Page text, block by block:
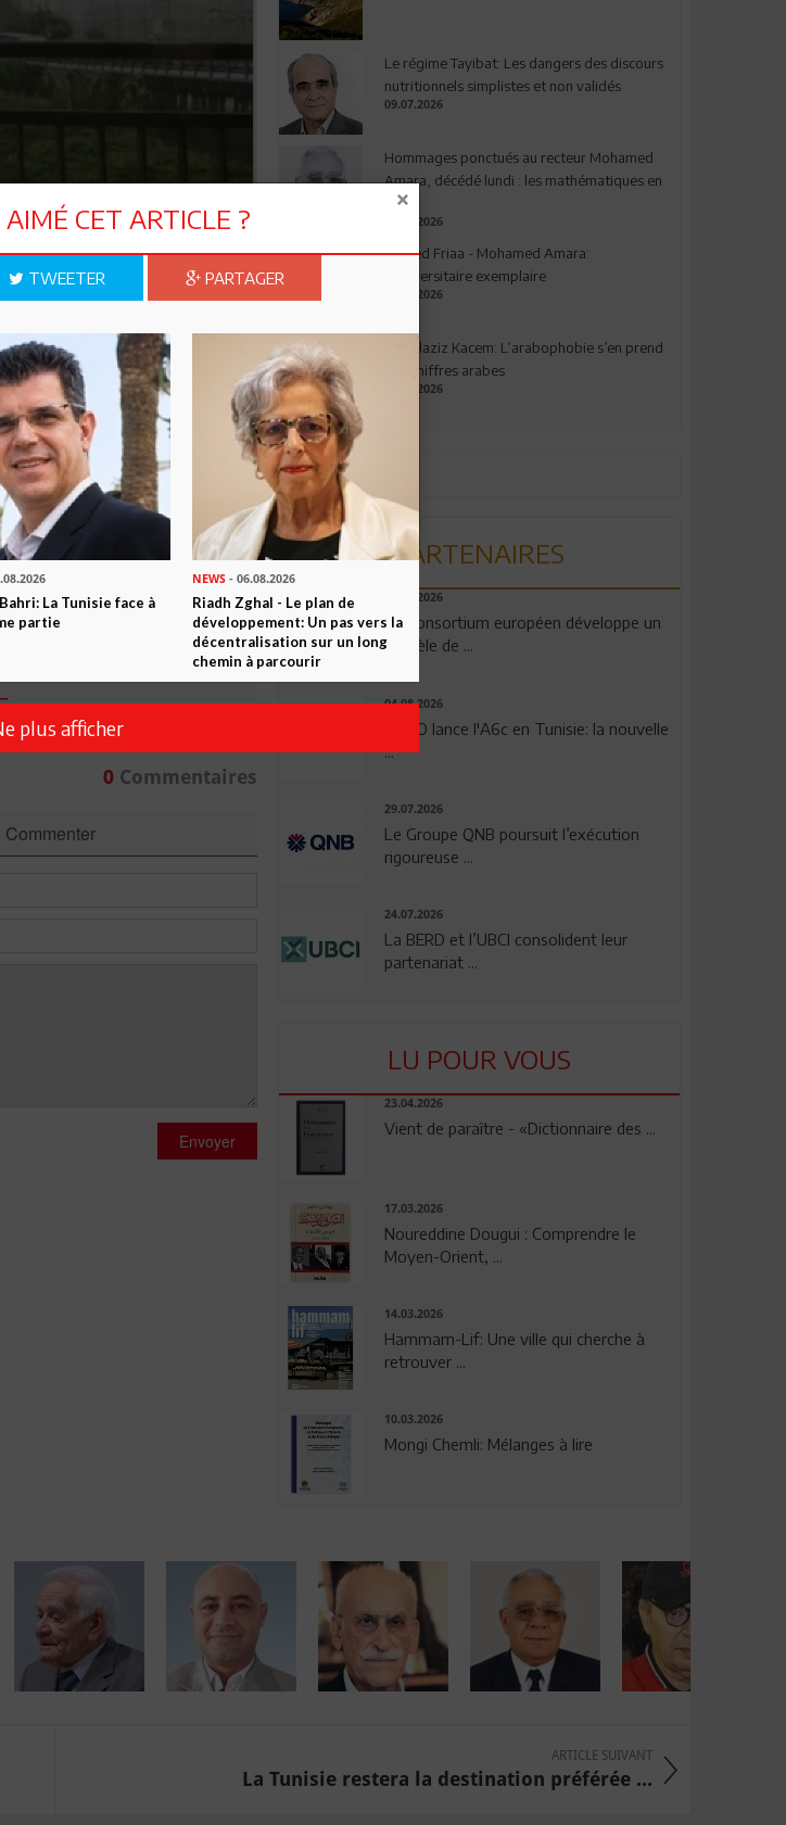
VOS AMIS !
VOUS
0Commentaires
Commenter
Envoyer
Le régime Tayibat: Les dangers des discours
nutritionnels simplistes et non validés
09.07.2026
Hommages ponctués au recteur Mohamed
Amara, décédé lundi : les mathématiques en
deuil
03.08.2026
Ahmed Friaa - Mohamed Amara:
l’Universitaire exemplaire
04.08.2026
Abdelaziz Kacem: L’arabophobie s’en prend
aux chiffres arabes
09.07.2026
PARTENAIRES
06.08.2026
Un consortium européen développe un
modèle de ...
04.08.2026
OPPO lance l'A6c en Tunisie: la nouvelle
...
29.07.2026
Le Groupe QNB poursuit l’exécution
rigoureuse ...
24.07.2026
La BERD et l’UBCI consolident leur
partenariat ...
LU POUR VOUS
23.04.2026
Vient de paraître - «Dictionnaire des ...
17.03.2026
Noureddine Dougui : Comprendre le
Moyen-Orient, ...
14.03.2026
Hammam-Lif: Une ville qui cherche à
retrouver ...
10.03.2026
Mongi Chemli: Mélanges à lire
ARTICLE SUIVANT
La Tunisie restera la destination préférée ...
CET ARTICLE ?
TWEETER PARTAGER
La Tunisie face à
partie
NEWS- 06.08.2026
Riadh Zghal - Le plan de
développement: Un pas vers la
décentralisation sur un long
chemin à parcourir
plus afficher